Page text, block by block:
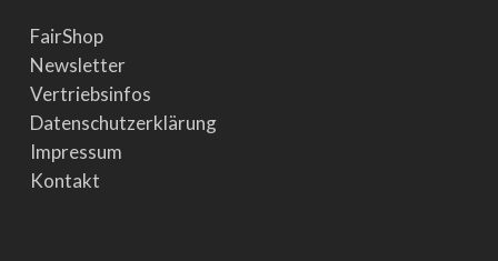
FairShop
Newsletter
Vertriebsinfos
Datenschutzerklärung
Impressum
Kontakt